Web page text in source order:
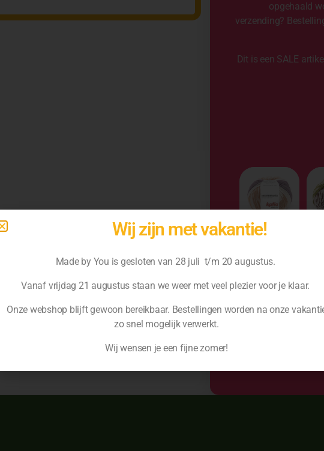
opgehaald
verzending?
Dit is een SALE
Wij zijn met vakantie!
Made by You is gesloten van 28 juli t/m 20 augustus.
Vanaf vrijdag 21 augustus staan we weer met veel plezier voor je klaar.
Onze webshop blijft gewoon bereikbaar. Bestellingen worden naonze
zo snel mogelijk verwerkt.
Wij wensen je een fijne zomer!